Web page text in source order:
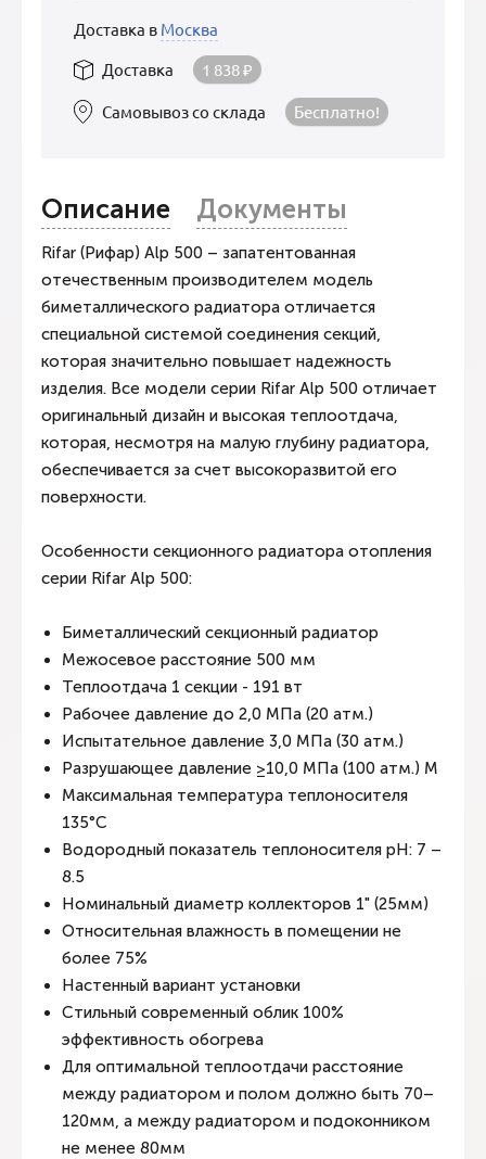
Доставка в Москва
Доставка
1 838₽
Самовывоз со склада Бесплатно!
Описание Документы
Rifar (Рифар) Alp 500 – запатентованная
отечественным производителем модель
биметаллического радиатора отличается
специальной системой соединения секций,
которая значительно повышает надежность
изделия. Все модели серии Rifar Alp 500 отличает
оригинальный дизайн и высокая теплоотдача,
которая, несмотря на малую глубину радиатора,
обеспечивается за счет высокоразвитой его
поверхности.
Особенности секционного радиатора отопления
серии Rifar Alp 500:
Биметаллический секционный радиатор
Межосевое расстояние 500 мм
Теплоотдача 1 секции - 191 вт
Рабочее давление до 2,0 МПа (20 атм.)
Испытательное давление 3,0 МПа (30 атм.)
Разрушающее давление ≥10,0 МПа (100 атм.) М
Максимальная температура теплоносителя
135°C
Водородный показатель теплоносителя рН: 7 –
8.5
Номинальный диаметр коллекторов 1" (25мм)
Относительная влажность в помещении не
более 75%
Настенный вариант установки
Стильный современный облик 100%
эффективность обогрева
Для оптимальной теплоотдачи расстояние
между радиатором и полом должно быть 70–
120мм, а между радиатором и подоконником
не менее 80мм